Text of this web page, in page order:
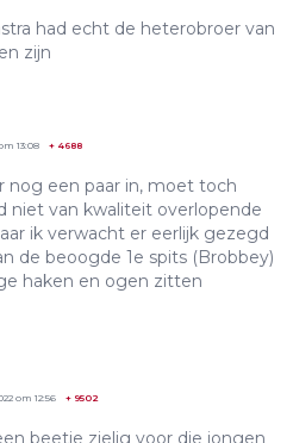
had echt de heterobroer van
zijn
13:08 + 4688
nog een paar in, moet toch
niet van kwaliteit overlopende
ik verwacht er eerlijk gezegd
de beoogde 1e spits (Brobbey)
haken en ogen zitten
om 12:56 + 9502
beetje zielig voor die jongen